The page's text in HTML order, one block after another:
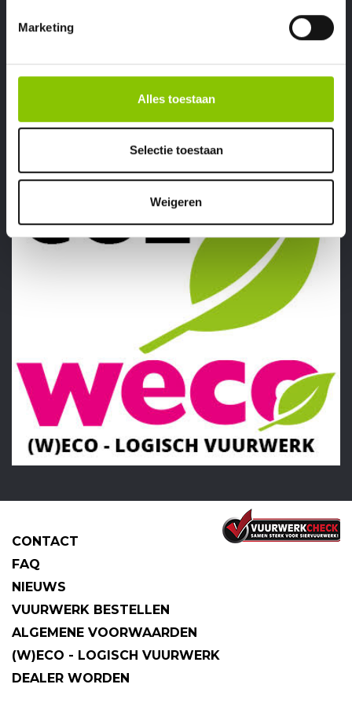
Marketing
Alles toestaan
Selectie toestaan
Weigeren
CRACKLING SHOT € 8,99
CONTACT
FAQ
NIEUWS
VUURWERK BESTELLEN
ALGEMENE VOORWAARDEN
(W)ECO - LOGISCH VUURWERK
DEALER WORDEN